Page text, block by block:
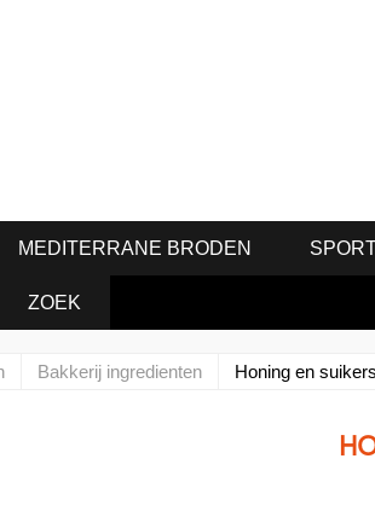
MEDITERRANE BRODEN
ZOEK
Bakkerij ingredienten Honing en suikers